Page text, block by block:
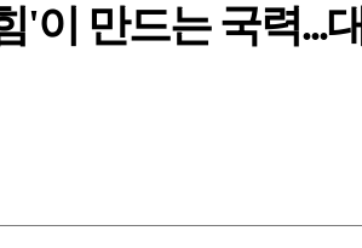
'이 만드는 국력...